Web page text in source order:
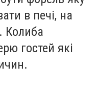
в печі, на
Колиба
гостей які